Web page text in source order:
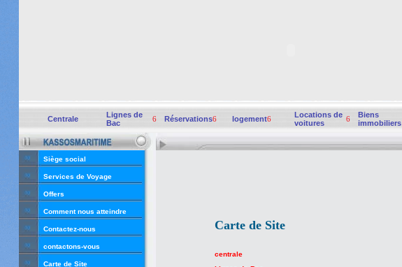
Centrale
Lignes de
Bac
6 Réservations6 logement6
Locations de
voitures
6
Biens
immobiliers
Siège social
Carte de Site
centrale
Services de Voyage
Offers
Comment nous atteindre
Contactez-nous
contactons-vous
Carte de Site